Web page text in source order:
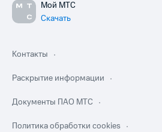
Мой МТС
Скачать
Контакты
Раскрытие информации
Документы ПАО МТС
Политика обработки cookies